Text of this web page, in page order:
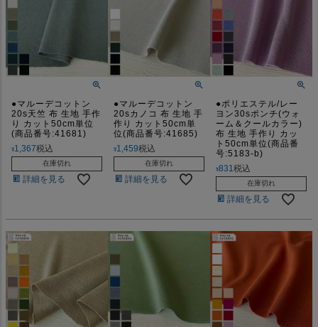
●マルーデコットン
20s天竺 布 生地 手作
り カット50cm単位
(商品番号:41681)
¥1,367税込
在庫切れ
詳細を見る
●マルーデコットン
20sカノコ 布 生地 手
作り カット50cm単
位(商品番号:41685)
¥1,459税込
在庫切れ
詳細を見る
●ポリエステル/レー
ヨン30sポンチ(ウォ
ーム＆クールカラー)
布 生地 手作り カッ
ト50cm単位(商品番
号:5183-b)
¥831税込
在庫切れ
詳細を見る